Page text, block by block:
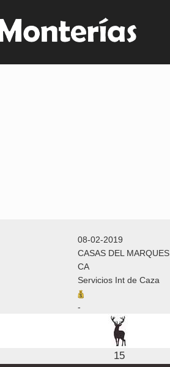
08-02-2019
CASAS DEL MARQUES
CA
Servicios Int de Caza
-
15